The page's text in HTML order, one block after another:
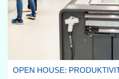
OPEN HOUSE: